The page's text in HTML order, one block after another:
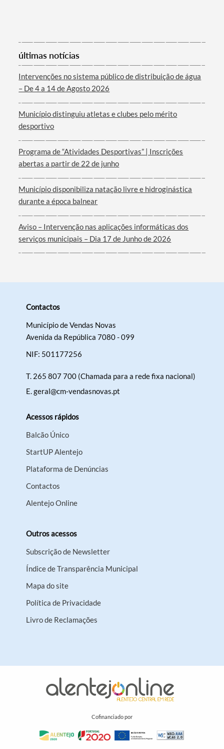
últimas notícias
Intervenções no sistema público de distribuição de água
– De 4 a 14 de Agosto 2026
Município distinguiu atletas e clubes pelo mérito
desportivo
Programa de “Atividades Desportivas” | Inscrições
abertas a partir de 22 de junho
Município disponibiliza natação livre e hidroginástica
durante a época balnear
Aviso – Intervenção nas aplicações informáticas dos
serviços municipais – Dia 17 de Junho de 2026
Contactos
Município de Vendas Novas
Avenida da República 7080 - 099
NIF: 501177256
T. 265 807 700 (Chamada para a rede fixa nacional)
E.geral@cm-vendasnovas.pt
Acessos rápidos
Balcão Único
StartUP Alentejo
Plataforma de Denúncias
Contactos
Alentejo Online
Outros acessos
Subscrição de Newsletter
Índice de Transparência Municipal
Mapa do site
Política de Privacidade
Livro de Reclamações
Cofinanciado por